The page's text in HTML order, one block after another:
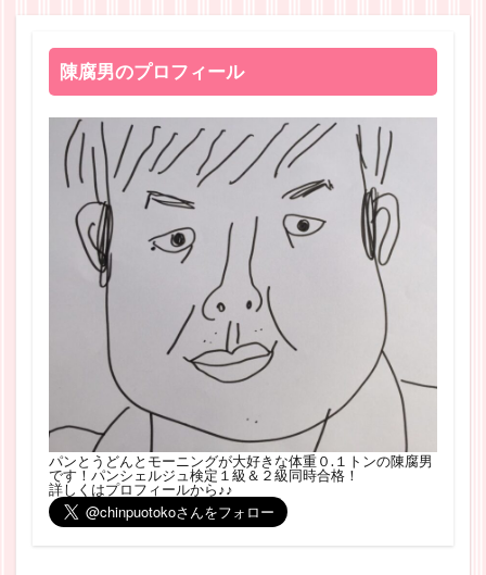
陳腐男のプロフィール
パンとうどんとモーニングが大好きな体重０.１トンの陳腐男
です！パンシェルジュ検定１級＆２級同時合格！
詳しくはプロフィールから♪♪